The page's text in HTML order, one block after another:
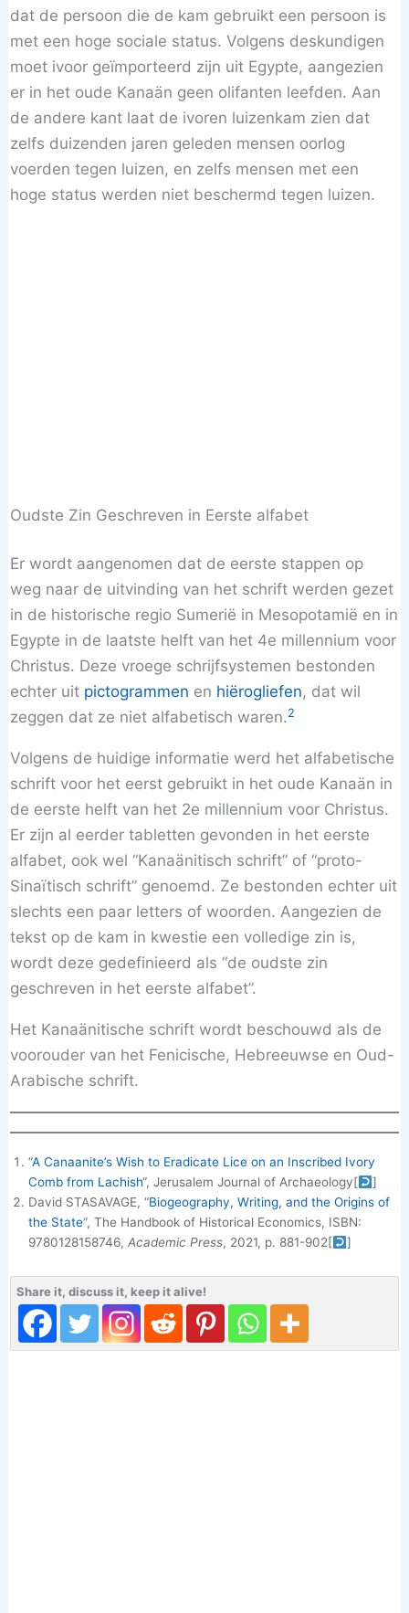
dat de persoon die de kam gebruikt een persoon is
met een hoge sociale status. Volgens deskundigen
moet ivoor geïmporteerd zijn uit Egypte, aangezien
er in het oude Kanaän geen olifanten leefden. Aan
de andere kant laat de ivoren luizenkam zien dat
zelfs duizenden jaren geleden mensen oorlog
voerden tegen luizen, en zelfs mensen met een
hoge status werden niet beschermd tegen luizen.
Oudste Zin Geschreven in Eerste alfabet
Er wordt aangenomen dat de eerste stappen op
weg naar de uitvinding van het schrift werden gezet
in de historische regio Sumerië in Mesopotamië en in
Egypte in de laatste helft van het 4e millennium voor
Christus. Deze vroege schrijfsystemen bestonden
echter uit pictogrammen en hiërogliefen, dat wil
zeggen dat ze niet alfabetisch waren.2
Volgens de huidige informatie werd het alfabetische
schrift voor het eerst gebruikt in het oude Kanaän in
de eerste helft van het 2e millennium voor Christus.
Er zijn al eerder tabletten gevonden in het eerste
alfabet, ook wel “Kanaänitisch schrift” of “proto-
Sinaïtisch schrift” genoemd. Ze bestonden echter uit
slechts een paar letters of woorden. Aangezien de
tekst op de kam in kwestie een volledige zin is,
wordt deze gedefinieerd als “de oudste zin
geschreven in het eerste alfabet”.
Het Kanaänitische schrift wordt beschouwd als de
voorouder van het Fenicische, Hebreeuwse en Oud-
Arabische schrift.
“A Canaanite’s Wish to Eradicate Lice on an Inscribed Ivory
Comb from Lachish“, Jerusalem Journal of Archaeology[
]
David STASAVAGE, “Biogeography, Writing, and the Origins of
the State“, The Handbook of Historical Economics, ISBN:
9780128158746,Academic Press, 2021, p. 881-902[ ]
Share it, discuss it, keep it alive!